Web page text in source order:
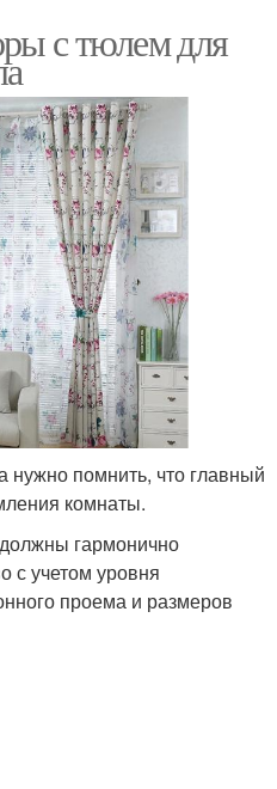
с тюлем для
нужно помнить, что главный
комнаты.
гармонично
с учетом уровня
проема и размеров